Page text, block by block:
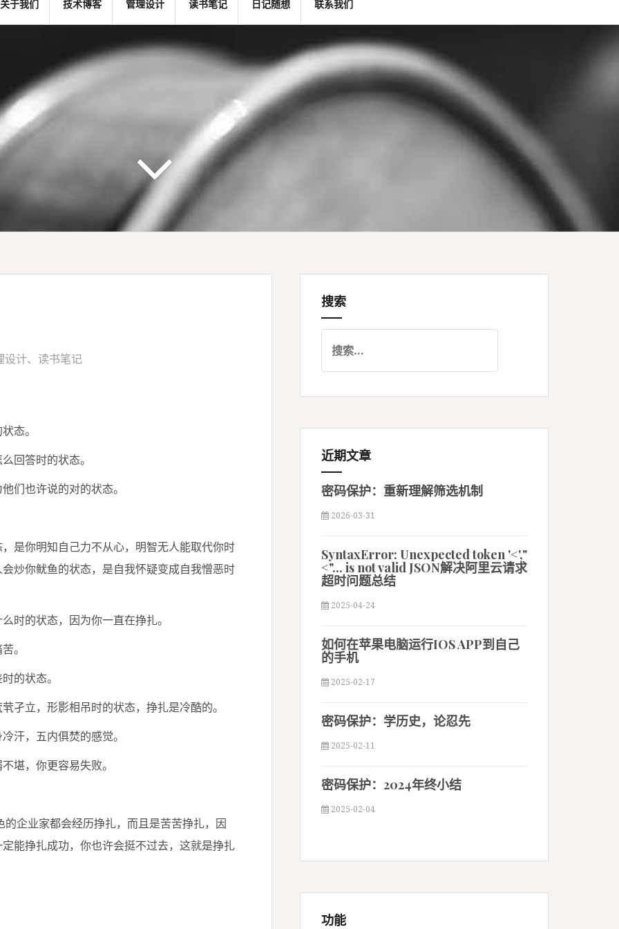
关于我们 技术博客 管理设计 读书笔记 日记随想 联系我们
设计、 读书笔记
态。
回答时的状态。
们也许说的对的状态。
是你明知自己力不从心，明智无人能取代你时
炒你鱿鱼的状态，是自我怀疑变成自我憎恶时
时的状态，因为你一直在挣扎。
。
的状态。
孑立，形影相吊时的状态，挣扎是冷酷的。
汗，五内俱焚的感觉。
堪，你更容易失败。
企业家都会经历挣扎，而且是苦苦挣扎，因
能挣扎成功，你也许会挺不过去，这就是挣扎
搜索
近期文章
密码保护：重新理解筛选机制
2026-03-31
SyntaxError: Unexpected token '<',"
<"... is not valid JSON解决阿里云请求
超时问题总结
2025-04-24
如何在苹果电脑运行IOS APP到自己
的手机
2025-02-17
密码保护：学历史，论忍先
2025-02-11
密码保护：2024年终小结
2025-02-04
功能